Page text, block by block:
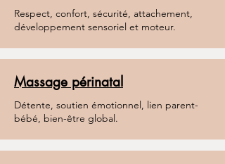
Respect, confort, sécurité, attachement,
développement sensoriel et moteur.
Massage périnatal
Détente, soutien émotionnel, lien parent-
bébé, bien-être global.